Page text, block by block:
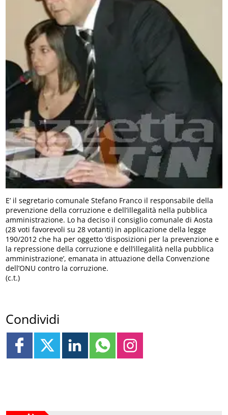
E’ il segretario comunale Stefano Franco il responsabile della
prevenzione della corruzione e dell’illegalità nella pubblica
amministrazione. Lo ha deciso il consiglio comunale di Aosta
(28 voti favorevoli su 28 votanti) in applicazione della legge
190/2012 che ha per oggetto ‘disposizioni per la prevenzione e
la repressione della corruzione e dell’illegalità nella pubblica
amministrazione’, emanata in attuazione della Convenzione
dell’ONU contro la corruzione.
(c.t.)
Condividi